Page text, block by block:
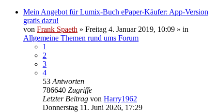
Mein Angebot für Lumix-Buch ePaper-Käufer: App-Version
gratis dazu!
von Frank Spaeth » Freitag 4. Januar 2019, 10:09 » in
Allgemeine Themen rund ums Forum
1
2
3
4
53 Antworten
786640 Zugriffe
Letzter Beitrag von Harry1962
Donnerstag 11. Juni 2026, 17:29